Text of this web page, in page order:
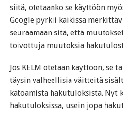
siitä, otetaanko se käyttöön
Google pyrkii kaikissa
seuraamaan sitä, että
toivottuja muutoksia
Jos KELM otetaan käyttöön, se
täysin valheellisia väitteitä
katoamista hakutuloksista. Nyt
hakutuloksissa, usein jopa